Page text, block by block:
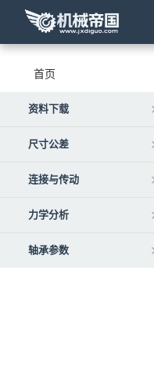
首页
资料下载
尺寸公差
连接与传动
力学分析
轴承参数